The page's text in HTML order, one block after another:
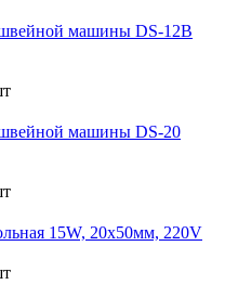
машины DS-12B
машины DS-20
15W, 20х50мм, 220V